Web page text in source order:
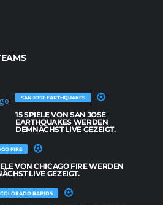
SAN JOSE EARTHQUAKES
15 SPIELE VON SAN JOSE
EARTHQUAKES WERDEN
DEMNÄCHST LIVE GEZEIGT.
FIRE
VON CHICAGO FIRE WERDEN
LIVE GEZEIGT.
COLORADO RAPIDS